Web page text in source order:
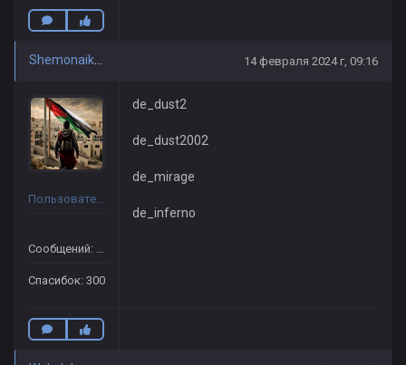
14 февраля 2024 г, 09:16
Пользователь
Сообщений: 289
Спасибок: 300
de_dust2
de_dust2002
de_mirage
de_inferno